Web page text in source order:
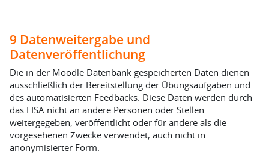
9 Datenweitergabe und
Datenveröffentlichung
Die in der Moodle Datenbank gespeicherten Daten dienen
ausschließlich der Bereitstellung der Übungsaufgaben und
des automatisierten Feedbacks. Diese Daten werden durch
das LISA nicht an andere Personen oder Stellen
weitergegeben, veröffentlicht oder für andere als die
vorgesehenen Zwecke verwendet, auch nicht in
anonymisierter Form.